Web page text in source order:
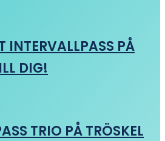
INTERVALLPASS PÅ
DIG!
TRIO PÅ TRÖSKEL